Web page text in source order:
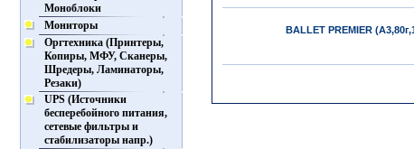
Моноблоки
Мониторы
Оргтехника (Принтеры,
Копиры, МФУ, Сканеры,
Шредеры, Ламинаторы,
Резаки)
UPS (Источники
бесперебойного питания,
сетевые фильтры и
стабилизаторы напр.)
BALLET PREMIER